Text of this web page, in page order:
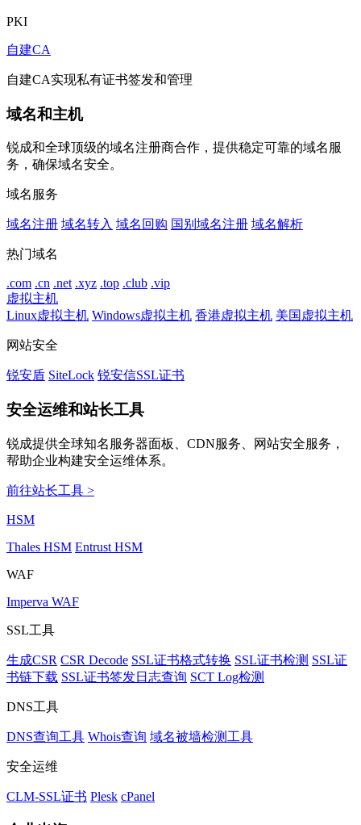
PKI
自建CA
自建CA实现私有证书签发和管理
域名和主机
锐成和全球顶级的域名注册商合作，提供稳定可靠的域名服
务，确保域名安全。
域名服务
域名注册 域名转入 域名回购 国别域名注册 域名解析
热门域名
.com .cn .net .xyz .top .club .vip
虚拟主机
Linux虚拟主机 Windows虚拟主机 香港虚拟主机 美国虚拟主机
网站安全
锐安盾 SiteLock 锐安信SSL证书
安全运维和站长工具
锐成提供全球知名服务器面板、CDN服务、网站安全服务，
帮助企业构建安全运维体系。
前往站长工具 >
HSM
Thales HSM Entrust HSM
WAF
Imperva WAF
SSL工具
生成CSR CSR Decode SSL证书格式转换 SSL证书检测 SSL证
书链下载 SSL证书签发日志查询 SCT Log检测
DNS工具
DNS查询工具 Whois查询 域名被墙检测工具
安全运维
CLM-SSL证书 Plesk cPanel